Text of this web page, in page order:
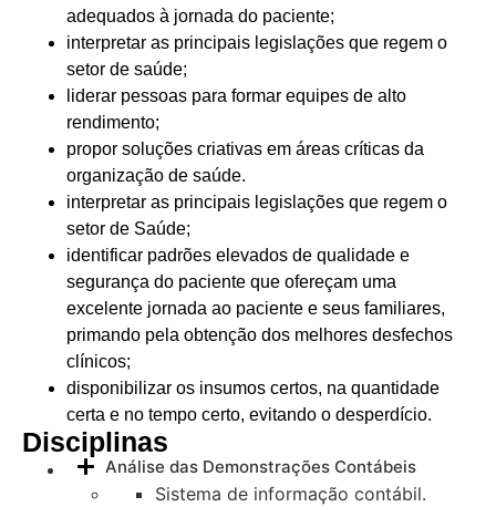
adequados à jornada do paciente;
interpretar as principais legislações que regem o
setor de saúde;
liderar pessoas para formar equipes de alto
rendimento;
propor soluções criativas em áreas críticas da
organização de saúde.
interpretar as principais legislações que regem o
setor de Saúde;
identificar padrões elevados de qualidade e
segurança do paciente que ofereçam uma
excelente jornada ao paciente e seus familiares,
primando pela obtenção dos melhores desfechos
clínicos;
disponibilizar os insumos certos, na quantidade
certa e no tempo certo, evitando o desperdício.
Disciplinas
Análise das Demonstrações Contábeis
Sistema de informação contábil.